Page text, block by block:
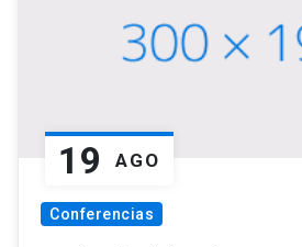
19 AGO
Conferencias